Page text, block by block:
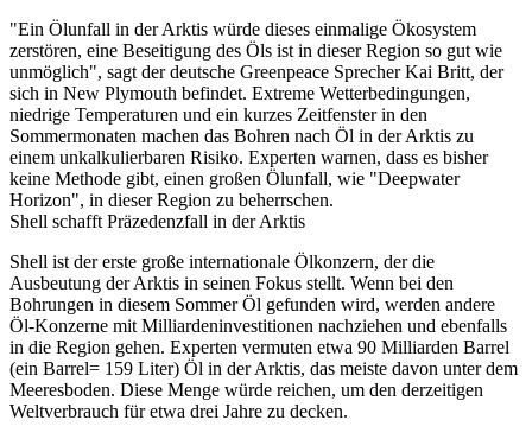
"Ein Ölunfall in der Arktis würde dieses einmalige Ökosystem
zerstören, eine Beseitigung des Öls ist in dieser Region so gut wie
unmöglich", sagt der deutsche Greenpeace Sprecher Kai Britt, der
sich in New Plymouth befindet. Extreme Wetterbedingungen,
niedrige Temperaturen und ein kurzes Zeitfenster in den
Sommermonaten machen das Bohren nach Öl in der Arktis zu
einem unkalkulierbaren Risiko. Experten warnen, dass es bisher
keine Methode gibt, einen großen Ölunfall, wie "Deepwater
Horizon", in dieser Region zu beherrschen.
Shell schafft Präzedenzfall in der Arktis
Shell ist der erste große internationale Ölkonzern, der die
Ausbeutung der Arktis in seinen Fokus stellt. Wenn bei den
Bohrungen in diesem Sommer Öl gefunden wird, werden andere
Öl-Konzerne mit Milliardeninvestitionen nachziehen und ebenfalls
in die Region gehen. Experten vermuten etwa 90 Milliarden Barrel
(ein Barrel= 159 Liter) Öl in der Arktis, das meiste davon unter dem
Meeresboden. Diese Menge würde reichen, um den derzeitigen
Weltverbrauch für etwa drei Jahre zu decken.